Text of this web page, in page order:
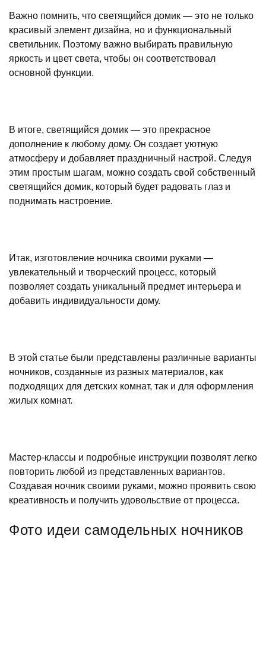
Важно помнить, что светящийся домик — это не только
красивый элемент дизайна, но и функциональный
светильник. Поэтому важно выбирать правильную
яркость и цвет света, чтобы он соответствовал
основной функции.
В итоге, светящийся домик — это прекрасное
дополнение к любому дому. Он создает уютную
атмосферу и добавляет праздничный настрой. Следуя
этим простым шагам, можно создать свой собственный
светящийся домик, который будет радовать глаз и
поднимать настроение.
Итак, изготовление ночника своими руками —
увлекательный и творческий процесс, который
позволяет создать уникальный предмет интерьера и
добавить индивидуальности дому.
В этой статье были представлены различные варианты
ночников, созданные из разных материалов, как
подходящих для детских комнат, так и для оформления
жилых комнат.
Мастер-классы и подробные инструкции позволят легко
повторить любой из представленных вариантов.
Создавая ночник своими руками, можно проявить свою
креативность и получить удовольствие от процесса.
Фото идеи самодельных ночников